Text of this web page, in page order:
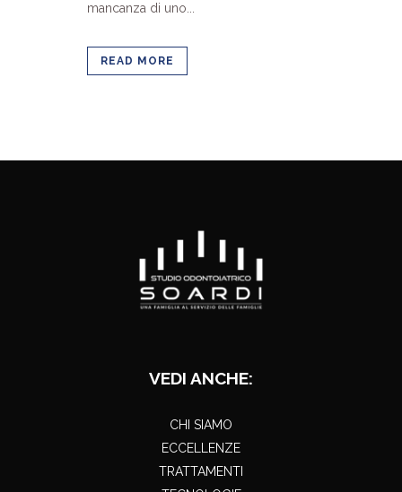
mancanza di uno...
READ MORE
VEDI ANCHE:
CHI SIAMO
ECCELLENZE
TRATTAMENTI